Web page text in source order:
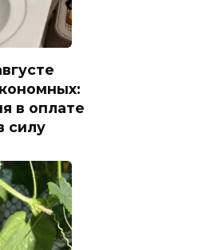
в оплате
силу